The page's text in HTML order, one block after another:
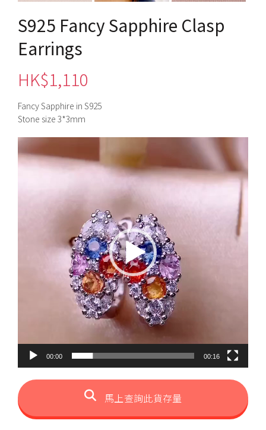
S925 Fancy Sapphire Clasp
Earrings
HK$1,110
Fancy Sapphire in S925
Stone size 3*3mm
視
訊
00:00 00:16
馬上查詢此貨存量